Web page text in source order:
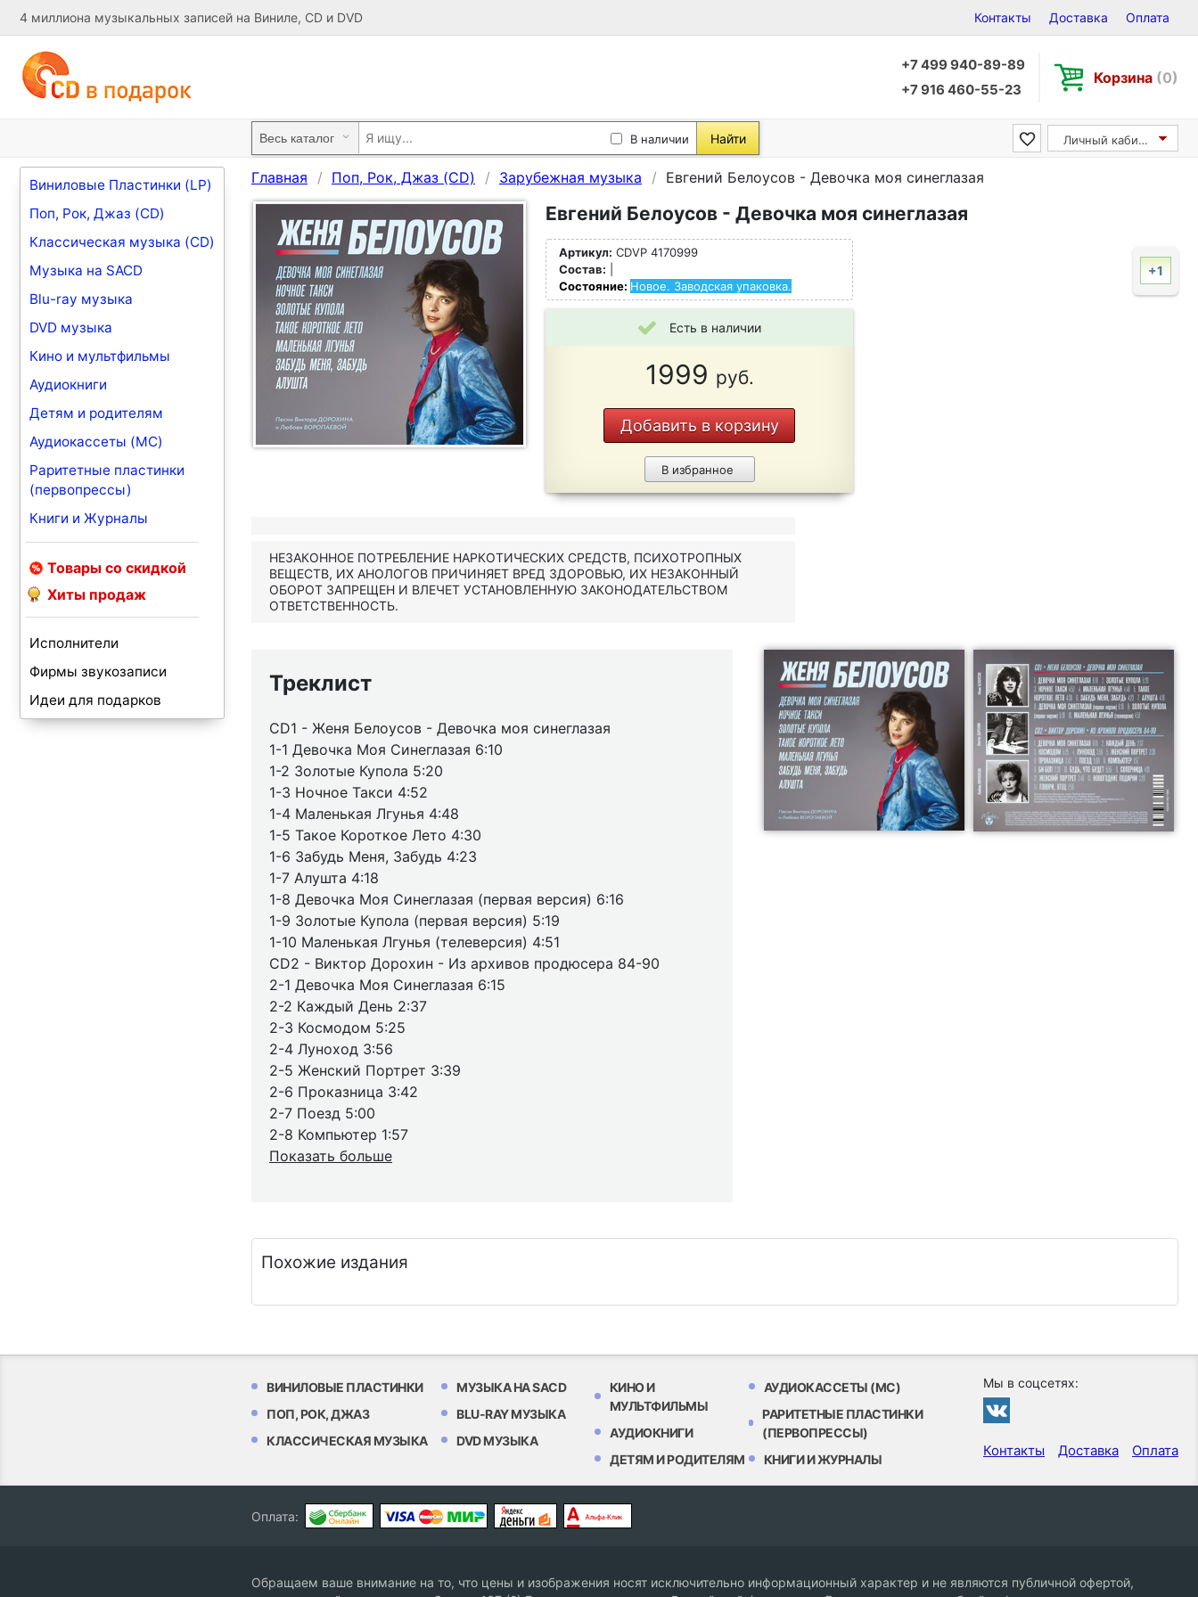
4 миллиона музыкальных записей на Виниле, CD и DVD Контакты Доставка Оплата
+7 499 940-89-89
+7 916 460-55-23
Корзина (0)
В наличии Найти Личный кабинет
Виниловые Пластинки (LP)
Поп, Рок, Джаз (CD)
Классическая музыка (CD)
Музыка на SACD
Blu-ray музыка
DVD музыка
Кино и мультфильмы
Аудиокниги
Детям и родителям
Аудиокассеты (MC)
Раритетные пластинки
(первопрессы)
Книги и Журналы
Товары со скидкой
Хиты продаж
Исполнители
Фирмы звукозаписи
Идеи для подарков
Главная Поп, Рок, Джаз (CD) Зарубежная музыка Евгений Белоусов - Девочка моя синеглазая
Евгений Белоусов - Девочка моя синеглазая
Артикул: CDVP 4170999
Состав:
Состояние: Новое. Заводская упаковка.
Есть в наличии
1999 руб.
Добавить в корзину
В избранное
+1
НЕЗАКОННОЕ ПОТРЕБЛЕНИЕ НАРКОТИЧЕСКИХ СРЕДСТВ, ПСИХОТРОПНЫХ
ВЕЩЕСТВ, ИХ АНОЛОГОВ ПРИЧИНЯЕТ ВРЕД ЗДОРОВЬЮ, ИХ НЕЗАКОННЫЙ
ОБОРОТ ЗАПРЕЩЕН И ВЛЕЧЕТ УСТАНОВЛЕННУЮ ЗАКОНОДАТЕЛЬСТВОМ
ОТВЕТСТВЕННОСТЬ.
Треклист
CD1 - Женя Белоусов - Девочка моя синеглазая
1-1 Девочка Моя Синеглазая 6:10
1-2 Золотые Купола 5:20
1-3 Ночное Такси 4:52
1-4 Маленькая Лгунья 4:48
1-5 Такое Короткое Лето 4:30
1-6 Забудь Меня, Забудь 4:23
1-7 Алушта 4:18
1-8 Девочка Моя Синеглазая (первая версия) 6:16
1-9 Золотые Купола (первая версия) 5:19
1-10 Маленькая Лгунья (телеверсия) 4:51
CD2 - Виктор Дорохин - Из архивов продюсера 84-90
2-1 Девочка Моя Синеглазая 6:15
2-2 Каждый День 2:37
2-3 Космодом 5:25
2-4 Луноход 3:56
2-5 Женский Портрет 3:39
2-6 Проказница 3:42
2-7 Поезд 5:00
2-8 Компьютер 1:57
Показать больше
Похожие издания
ВИНИЛОВЫЕ ПЛАСТИНКИ
ПОП, РОК, ДЖАЗ
КЛАССИЧЕСКАЯ МУЗЫКА
МУЗЫКА НА SACD
BLU-RAY МУЗЫКА
DVD МУЗЫКА
КИНО И
МУЛЬТФИЛЬМЫ
АУДИОКНИГИ
ДЕТЯМ И РОДИТЕЛЯМ
АУДИОКАССЕТЫ (MC)
РАРИТЕТНЫЕ ПЛАСТИНКИ
(ПЕРВОПРЕССЫ)
КНИГИ И ЖУРНАЛЫ
Мы в соцсетях:
Контакты Доставка Оплата
Оплата:
Обращаем ваше внимание на то, что цены и изображения носят исключительно информационный характер и не являются публичной офертой,